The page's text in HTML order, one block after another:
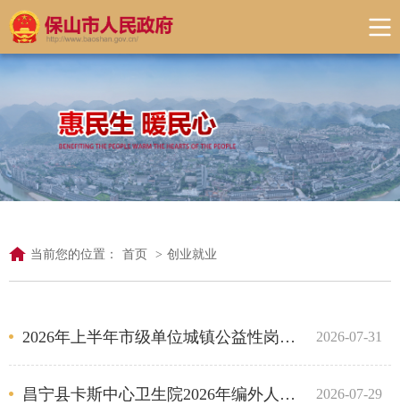
当前您的位置： 首页 > 创业就业
2026年上半年市级单位城镇公益性岗位补贴公示 2026-07-31
昌宁县卡斯中心卫生院2026年编外人员招聘公告 2026-07-29